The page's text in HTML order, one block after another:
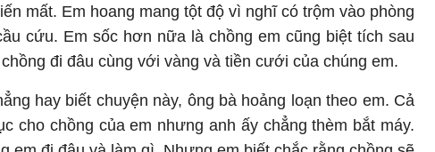
mất. Em hoang mang tột độ vì nghĩ có trộm vào phòng
cứu. Em sốc hơn nữa là chồng em cũng biệt tích sau
đi đâu cùng với vàng và tiền cưới của chúng em.
hay biết chuyện này, ông bà hoảng loạn theo em. Cả
cho chồng của em nhưng anh ấy chẳng thèm bắt máy.